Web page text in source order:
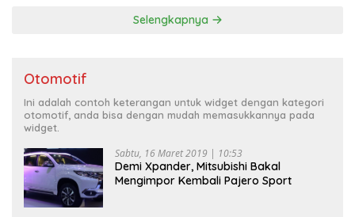
Selengkapnya
Otomotif
Ini adalah contoh keterangan untuk widget dengan kategori
otomotif, anda bisa dengan mudah memasukkannya pada
widget.
Sabtu, 16 Maret 2019 | 10:53
Demi Xpander, Mitsubishi Bakal
Mengimpor Kembali Pajero Sport